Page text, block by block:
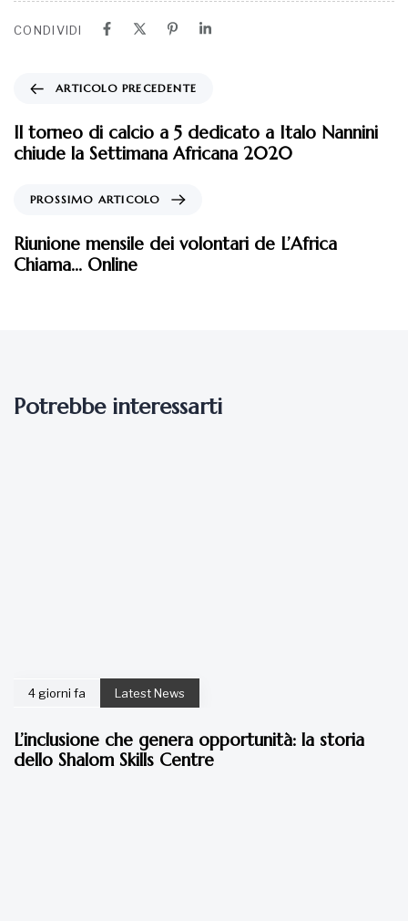
CONDIVIDI
ARTICOLO PRECEDENTE
Il torneo di calcio a 5 dedicato a Italo Nannini
chiude la Settimana Africana 2020
PROSSIMO ARTICOLO
Riunione mensile dei volontari de L’Africa
Chiama… Online
Potrebbe interessarti
4 giorni fa Latest News
L’inclusione che genera opportunità: la storia
dello Shalom Skills Centre